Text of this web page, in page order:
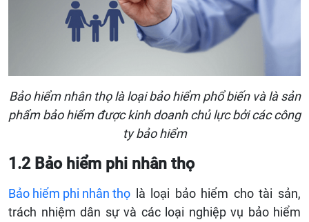
Bảo hiểm nhân thọ là loại bảo hiểm phổ biến và là sản
phẩm bảo hiểm được kinh doanh chủ lực bởi các công
ty bảo hiểm
1.2 Bảo hiểm phi nhân thọ
Bảo hiểm phi nhân thọ là loại bảo hiểm cho tài sản,
trách nhiệm dân sự và các loại nghiệp vụ bảo hiểm